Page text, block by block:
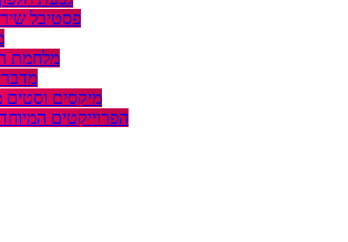
פסטיבל
מלחמת
מיקסים וסטים
הפרוייקטים